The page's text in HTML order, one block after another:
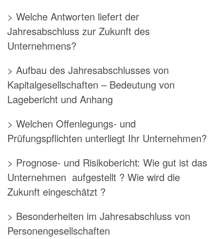
> Welche Antworten liefert der
Jahresabschluss zur Zukunft des
Unternehmens?
> Aufbau des Jahresabschlusses von
Kapitalgesellschaften – Bedeutung von
Lagebericht und Anhang
> Welchen Offenlegungs- und
Prüfungspflichten unterliegt Ihr Unternehmen?
> Prognose- und Risikobericht: Wie gut ist das
Unternehmen aufgestellt ? Wie wird die
Zukunft eingeschätzt ?
> Besonderheiten im Jahresabschluss von
Personengesellschaften